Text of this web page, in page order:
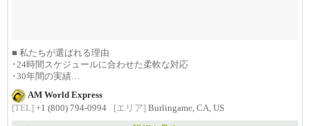
■ 私たちが選ばれる理由
･24時間スケジュールに合わせた柔軟な対応
･30年間の実績
･1992年創...
AM World Express
[TEL] +1 (800) 794-0994 [エリア] Burlingame, CA, US